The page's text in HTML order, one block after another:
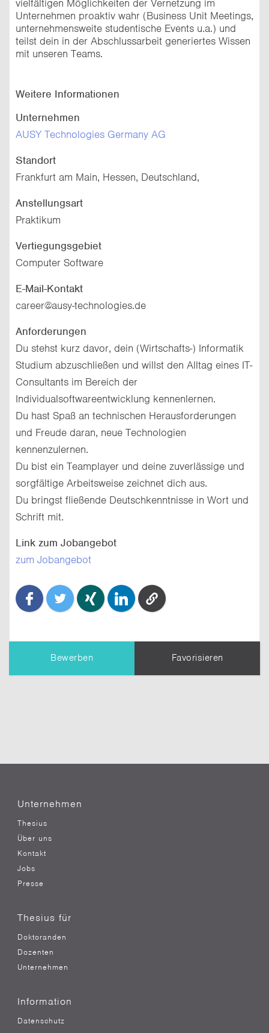
vielfältigen Möglichkeiten der Vernetzung im
Unternehmen proaktiv wahr (Business Unit Meetings,
unternehmensweite studentische Events u.a.) und
teilst dein in der Abschlussarbeit generiertes Wissen
mit unseren Teams.
Weitere Informationen
Unternehmen
AUSY Technologies Germany AG
Standort
Frankfurt am Main, Hessen, Deutschland,
Anstellungsart
Praktikum
Vertiegungsgebiet
Computer Software
E-Mail-Kontakt
career@ausy-technologies.de
Anforderungen
Du stehst kurz davor, dein (Wirtschafts-) Informatik
Studium abzuschließen und willst den Alltag eines IT-
Consultants im Bereich der
Individualsoftwareentwicklung kennenlernen.
Du hast Spaß an technischen Herausforderungen
und Freude daran, neue Technologien
kennenzulernen.
Du bist ein Teamplayer und deine zuverlässige und
sorgfältige Arbeitsweise zeichnet dich aus.
Du bringst fließende Deutschkenntnisse in Wort und
Schrift mit.
Link zum Jobangebot
zum Jobangebot
übermittelt. Erziele einen besseren Eindruck,
Bewerben Favorisieren
Unternehmen
Thesius
Über uns
Kontakt
Jobs
Presse
Thesius für
Doktoranden
Dozenten
Unternehmen
Information
Datenschutz